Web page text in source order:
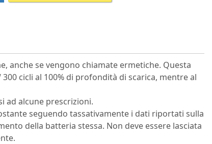
anche se vengono chiamate ermetiche. Questa
cicli al 100% di profondità di scarica, mentre al
ad alcune prescrizioni.
seguendo tassativamente i dati riportati sulla
della batteria stessa. Non deve essere lasciata